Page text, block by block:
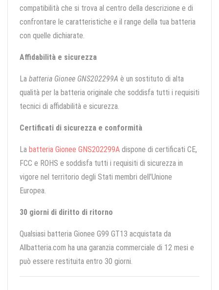
compatibilità che si trova al centro della descrizione e di
confrontare le caratteristiche e il range della tua batteria
con quelle dichiarate.
Affidabilità e sicurezza
La batteria Gionee GNS202299A è un sostituto di alta
qualità per la batteria originale che soddisfa tutti i requisiti
tecnici di affidabilità e sicurezza.
Certificati di sicurezza e conformità
La batteria Gionee GNS202299A dispone di certificati CE,
FCC e ROHS e soddisfa tutti i requisiti di sicurezza in
vigore nel territorio degli Stati membri dell'Unione
Europea.
30 giorni di diritto di ritorno
Qualsiasi batteria Gionee G99 GT13 acquistata da
Allbatteria.com ha una garanzia commerciale di 12 mesi e
può essere restituita entro 30 giorni.